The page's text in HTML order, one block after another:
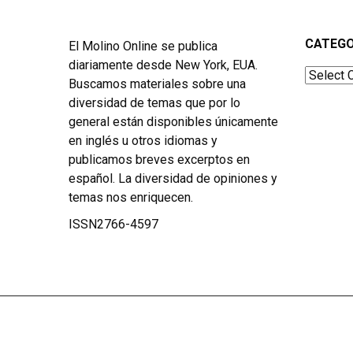
El Molino Online se publica
diariamente desde New York, EUA.
Buscamos materiales sobre una
diversidad de temas que por lo
general están disponibles únicamente
en inglés u otros idiomas y
publicamos breves excerptos en
español. La diversidad de opiniones y
temas nos enriquecen.
ISSN2766-4597